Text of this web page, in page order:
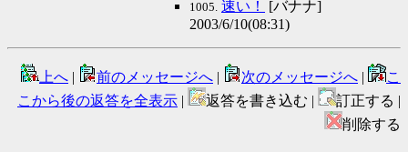
1005. 速い！
[バナナ]
2003/6/10(08:31)
上へ | 前のメッセージへ | 次のメッセージへ |
こ
こから後の返答を全表示 | 返答を書き込む |
訂正する |
削除する